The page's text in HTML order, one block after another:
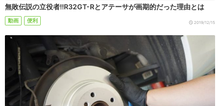
無敗伝説の立役者!!R32GT-Rとアテーサが画期的だった理由とは
動画 便利 2019/12/15